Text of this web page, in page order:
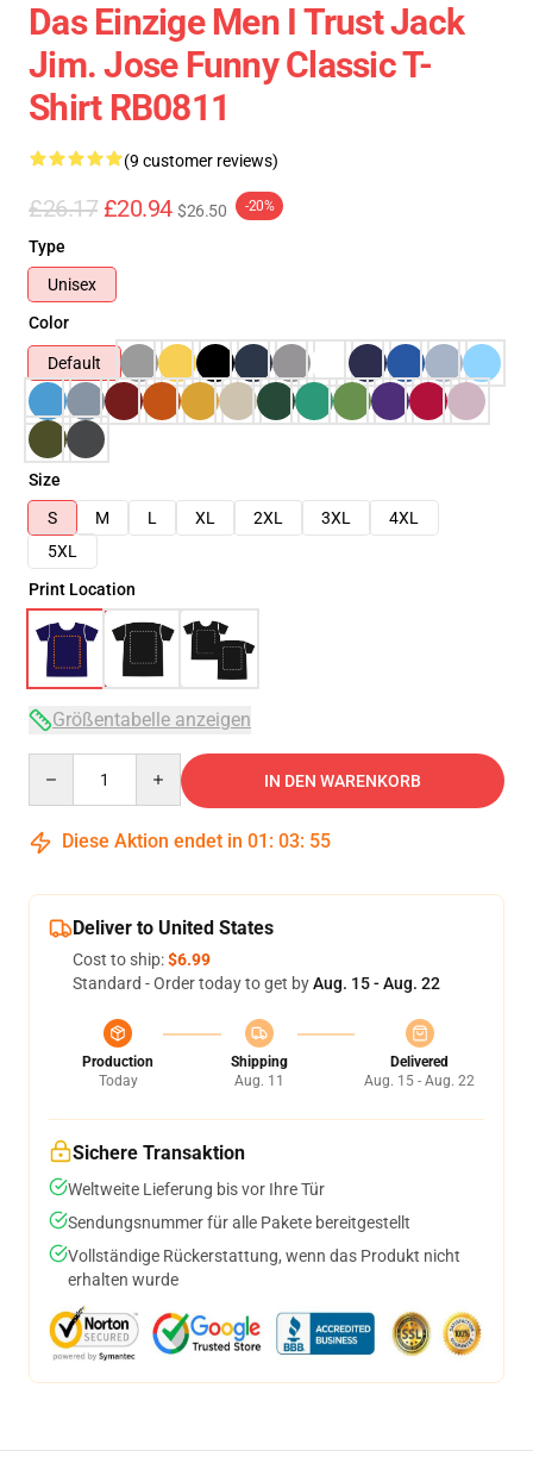
Das Einzige Men I Trust Jack
Jim. Jose Funny Classic T-
Shirt RB0811
(9 customer reviews)
£26.17 £20.94 $26.50 -20%
Type
Unisex
Color
Default
Size
S
M L XL 2XL 3XL
4XL
5XL
Print Location
Größentabelle anzeigen
IN DEN WARENKORB
Diese Aktion endet in 01 : 03: 54
Deliver to United States
Cost to ship:$6.99
Standard - Order today to get byAug. 15 - Aug. 22
Production
Today
Shipping
Aug. 11
Delivered
Aug. 15 - Aug. 22
Sichere Transaktion
Weltweite Lieferung bis vor Ihre Tür
Sendungsnummer für alle Pakete bereitgestellt
Vollständige Rückerstattung, wenn das Produkt nicht
erhalten wurde